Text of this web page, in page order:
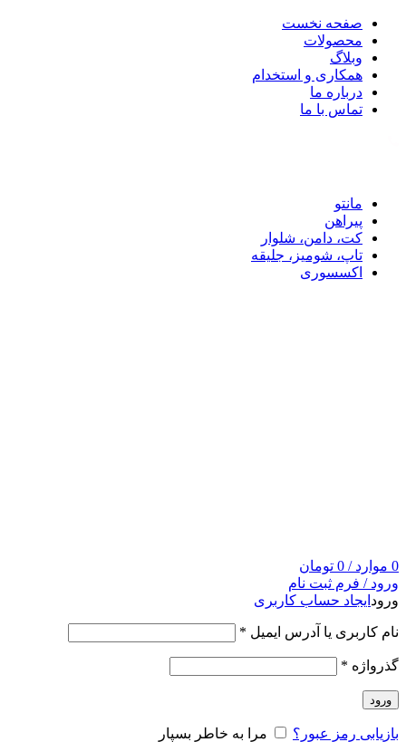
صفحه نخست
محصولات
وبلاگ
همکاری و استخدام
درباره ما
تماس با ما
مانتو
پیراهن
کت، دامن، شلوار
تاپ، شومیز، جلیقه
اکسسوری
0 موارد /
0 تومان
ورود / فرم ثبت نام
ورود ایجاد حساب کاربری
نام کاربری یا آدرس ایمیل *
گذرواژه *
ورود
بازیابی رمز عبور؟
مرا به خاطر بسپار